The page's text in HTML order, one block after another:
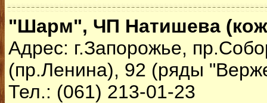
"Шарм", ЧП Натишева
Адрес: г.Запорожье,
(пр.Ленина), 92 (ряды
Тел.: (061) 213-01-23